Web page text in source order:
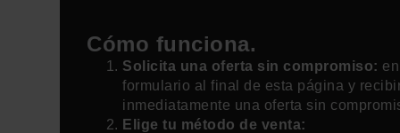
Cómo funciona.
Solicita una oferta sin compromiso:
formulario al final de esta página y
inmediatamente una oferta sin
Elige tu método de venta: